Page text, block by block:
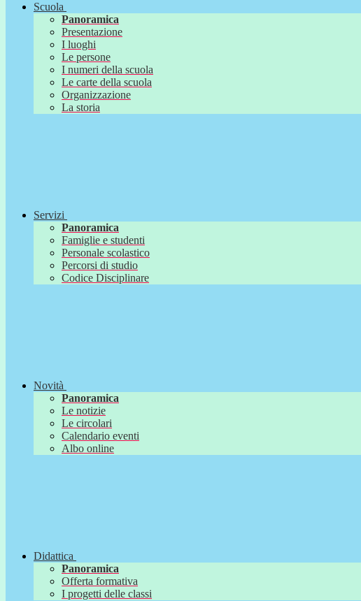
Scuola
Panoramica
Presentazione
I luoghi
Le persone
I numeri della scuola
Le carte della scuola
Organizzazione
La storia
Servizi
Panoramica
Famiglie e studenti
Personale scolastico
Percorsi di studio
Codice Disciplinare
Novità
Panoramica
Le notizie
Le circolari
Calendario eventi
Albo online
Didattica
Panoramica
Offerta formativa
I progetti delle classi